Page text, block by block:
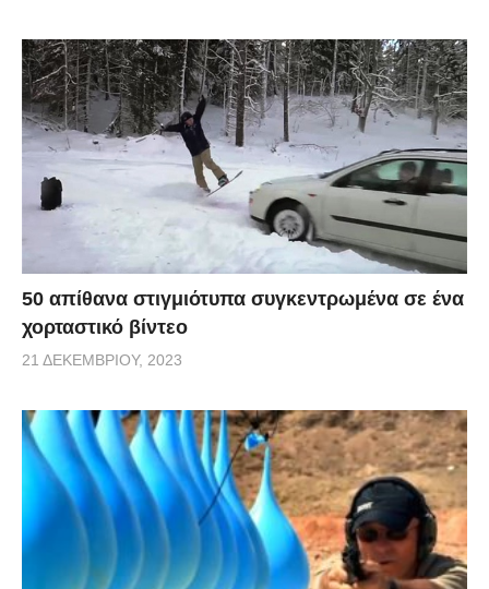
50 απίθανα στιγμιότυπα συγκεντρωμένα σε ένα
χορταστικό βίντεο
21 ΔΕΚΕΜΒΡΊΟΥ, 2023